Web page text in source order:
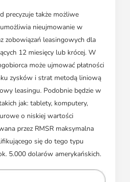
precyzuje także możliwe
nieujmowanie w
zobowiązań leasingowych dla
12 miesięcy lub krócej. W
może ujmować płatności
zysków i strat metodą liniową
leasingu. Podobnie będzie w
jak: tablety, komputery,
o niskiej wartości
przez RMSR maksymalna
się do tego typu
5.000 dolarów amerykańskich.